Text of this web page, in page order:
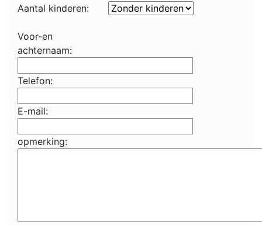
Aantal kinderen:
Voor-en
achternaam:
Telefon:
E-mail:
opmerking: